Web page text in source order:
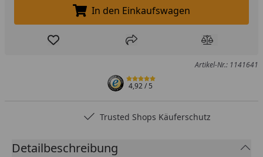
In den Einkaufswagen legen
In den Einkaufswagen
Produkt zur Wunschliste hinzufügen
Teilen Produkt
Artikel-Nr.: 1141641
4,92/ 5
Trusted Shops Käuferschutz
Detailbeschreibung